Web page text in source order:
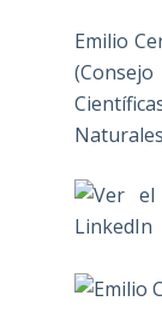
Emilio